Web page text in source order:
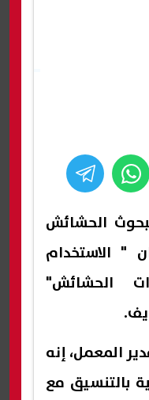
الحشائش
" الاستخدام
الحشائش"
المعمل، إنه
بالتنسيق مع